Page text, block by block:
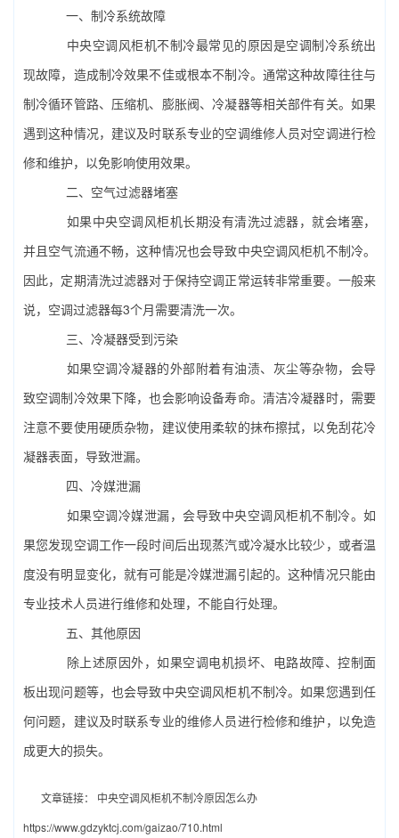
一、制冷系统故障
中央空调风柜机不制冷最常见的原因是空调制冷系统出
现故障，造成制冷效果不佳或根本不制冷。通常这种故障往往与
制冷循环管路、压缩机、膨胀阀、冷凝器等相关部件有关。如果
遇到这种情况，建议及时联系专业的空调维修人员对空调进行检
修和维护，以免影响使用效果。
二、空气过滤器堵塞
如果中央空调风柜机长期没有清洗过滤器，就会堵塞，
并且空气流通不畅，这种情况也会导致中央空调风柜机不制冷。
因此，定期清洗过滤器对于保持空调正常运转非常重要。一般来
说，空调过滤器每3个月需要清洗一次。
三、冷凝器受到污染
如果空调冷凝器的外部附着有油渍、灰尘等杂物，会导
致空调制冷效果下降，也会影响设备寿命。清洁冷凝器时，需要
注意不要使用硬质杂物，建议使用柔软的抹布擦拭，以免刮花冷
凝器表面，导致泄漏。
四、冷媒泄漏
如果空调冷媒泄漏，会导致中央空调风柜机不制冷。如
果您发现空调工作一段时间后出现蒸汽或冷凝水比较少，或者温
度没有明显变化，就有可能是冷媒泄漏引起的。这种情况只能由
专业技术人员进行维修和处理，不能自行处理。
五、其他原因
除上述原因外，如果空调电机损坏、电路故障、控制面
板出现问题等，也会导致中央空调风柜机不制冷。如果您遇到任
何问题，建议及时联系专业的维修人员进行检修和维护，以免造
成更大的损失。
文章链接：
中央空调风柜机不制冷原因怎么办
https://www.gdzyktcj.com/gaizao/710.html